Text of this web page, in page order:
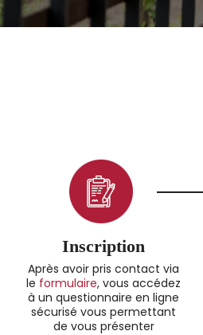
Inscription
Après avoir pris contact via
le formulaire, vous accédez
à un questionnaire en ligne
sécurisé vous permettant
de vous présenter